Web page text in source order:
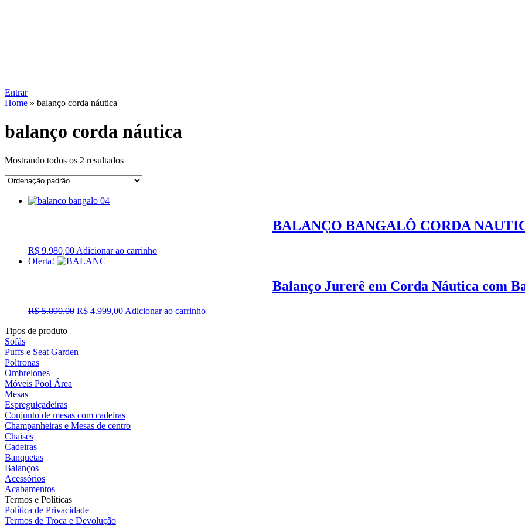
Entrar
Home » balanço corda náutica
balanço corda náutica
Mostrando todos os 2 resultados
BALANÇO BANGALÔ CORDA
R$ 9.980,00 Adicionar ao carrinho
Oferta!
Balanço Jurerê em Corda Náutica com
R$5.890,00 O
R$ 5.890,00.
R$ 4.999,00OAdicionar ao carrinho
Tipos de produto
Sofás
Puffs e Seat Garden
Poltronas
Ombrelones
Móveis Pool Área
Mesas
Espreguiçadeiras
Conjunto de mesas com cadeiras
Champanheiras e Mesas de centro
Chaises
Cadeiras
Banquetas
Balanços
Acessórios
Acabamentos
Termos e Políticas
Política de Privacidade
Termos de Troca e Devolução